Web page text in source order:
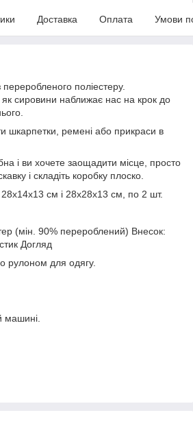
Доставка Оплата Умови
поліестеру.
як сировини наближає нас на крок до
шкарпетки, ремені або прикраси в
і ви хочете заощадити місце, просто
і складіть коробку плоско.
см і 28x28x13 см, по 2 шт.
(мін. 90% перероблений) Внесок:
Догляд
рулоном для одягу.
машині.